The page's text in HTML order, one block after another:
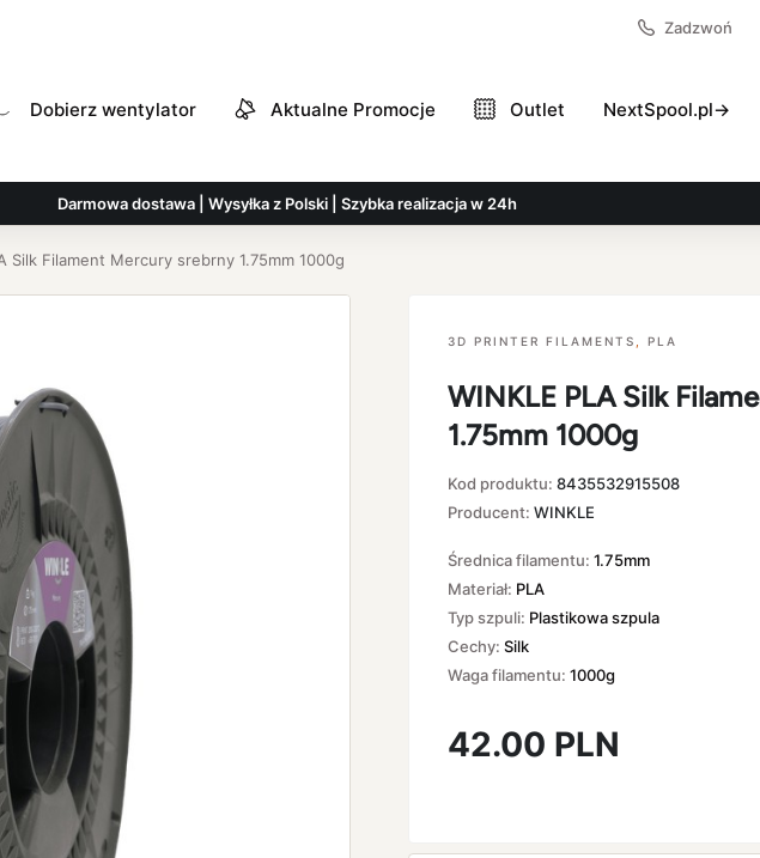
Zadzwoń
Dobierz wentylator Aktualne Promocje Outlet NextSpool.pl→
Darmowa dostawa | Wysyłka z Polski | Szybka realizacja w 24h
Silk Filament Mercury srebrny 1.75mm 1000g
3D PRINTER FILAMENTS PLA
WINKLE PLA Silk
1.75mm 1000g
Kod produktu: 8435532915508
Producent: WINKLE
Średnica filamentu: 1.75mm
Materiał: PLA
Typ szpuli: Plastikowa szpula
Cechy: Silk
Waga filamentu: 1000g
42.00 PLN